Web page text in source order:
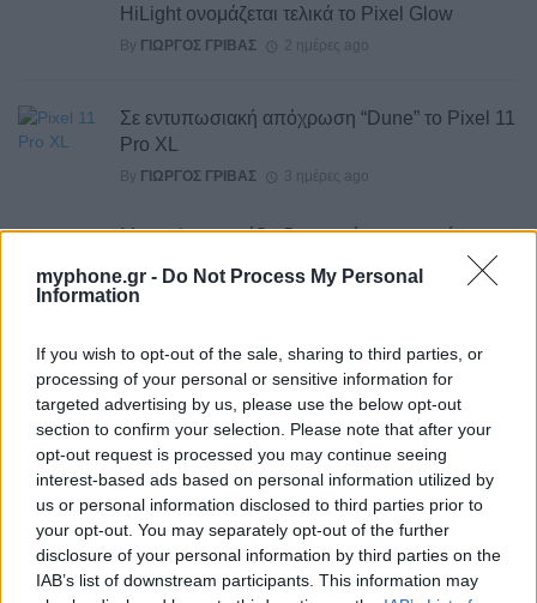
myphone.gr - Do Not Process My Personal
Information
If you wish to opt-out of the sale, sharing to third parties, or
processing of your personal or sensitive information for
targeted advertising by us, please use the below opt-out
section to confirm your selection. Please note that after your
opt-out request is processed you may continue seeing
interest-based ads based on personal information utilized by
us or personal information disclosed to third parties prior to
your opt-out. You may separately opt-out of the further
disclosure of your personal information by third parties on the
IAB’s list of downstream participants. This information may
HiLight ονομάζεται τελικά το Pixel Glow
By ΓΙΏΡΓΟΣ ΓΡΊΒΑΣ 2 ημέρες ago
Σε εντυπωσιακή απόχρωση “Dune” το Pixel 11
Pro XL
By ΓΙΏΡΓΟΣ ΓΡΊΒΑΣ 3 ημέρες ago
Motorola: ετοιμάζει δυναμική επιστροφή στα
By
Η πιο ταξιδιάρικη βαλίτσα του φετινού
καλοκαιριού έχει την υπογραφή της Xiaomi
ByΓΙΏΡΓΟΣ ΓΡΊΒΑΣ 4 ημέρες ago
Η Vodafone στηρίζει τους συνδρομητές της στο
Ρέθυμνο
ByΓΙΏΡΓΟΣ ΓΡΊΒΑΣ 6 ημέρες ago